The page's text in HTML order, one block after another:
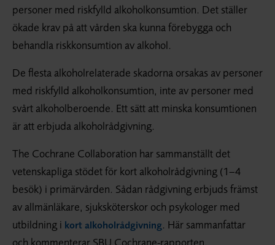
personer med riskfylld alkoholkonsumtion. Det ställer
ökade krav på att vården ska kunna förebygga och
behandla riskkonsumtion av alkohol.
De flesta alkoholrelaterade skadorna orsakas av personer
med riskfylld alkoholkonsumtion, inte av personer med
svårt alkoholberoende. Ett sätt att minska konsumtionen
är att erbjuda alkoholrådgivning.
The Cochrane Collaboration har sammanställt det
vetenskapliga stödet för kort alkoholrådgivning (1–4
besök) i primärvården. Sådan rådgivning erbjuds främst
av allmänläkare, sjuksköterskor och psykologer med
utbildning i kort alkoholrådgivning. Här sammanfattar